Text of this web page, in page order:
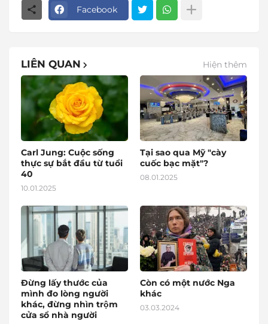
Facebook
LIÊN QUAN Hiện thêm
Carl Jung: Cuộc sống
thực sự bắt đầu từ tuổi
40
10.01.2025
Tại sao qua Mỹ "cày
cuốc bạc mặt"?
08.01.2025
Đừng lấy thước của
mình đo lòng người
khác, đừng nhìn trộm
cửa sổ nhà người
Còn có một nước Nga
khác
03.03.2024